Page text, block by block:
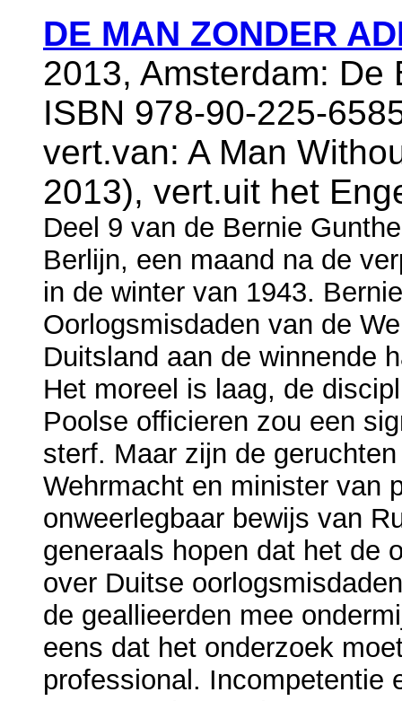
DE MAN ZONDER
2013, Amsterdam:
ISBN 978-90-225-
vert.van: A Man
2013), vert.uit het
Deel 9 van de Bernie
Berlijn, een maand na de
in de winter van 1943.
Oorlogsmisdaden van de
Duitsland aan de winnende
Het moreel is laag, de
Poolse officieren zou een
sterf. Maar zijn de
Wehrmacht en minister van
onweerlegbaar bewijs van
generaals hopen dat het de
over Duitse
de geallieerden mee
eens dat het onderzoek
professional. Incompetentie